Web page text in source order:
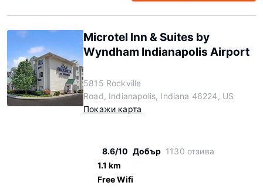
Microtel Inn & Suites by
Wyndham Indianapolis Airport
5815 Rockville
Road, Indianapolis, Indiana 46224, US
Покажи карта
8.6/10 Добър 1130 отзива
1.1 km
Free Wifi